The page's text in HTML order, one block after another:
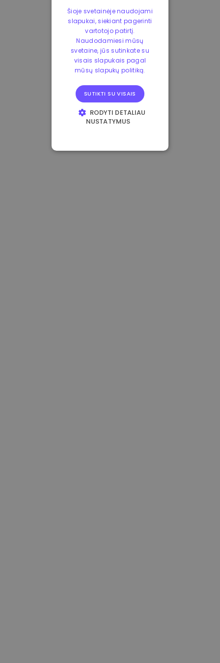
Šioje svetainėje naudojami
slapukai, siekiant pagerinti
vartotojo patirtį.
Naudodamiesi mūsų
svetaine, jūs sutinkate su
visais slapukais pagal
mūsų slapukų politiką.
SUTIKTI SU VISAIS
RODYTI DETALIAU
NUSTATYMUS